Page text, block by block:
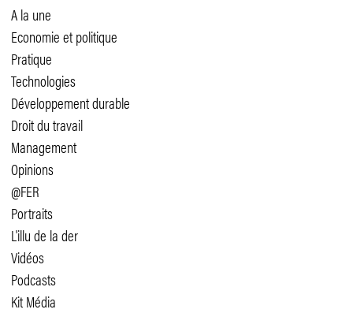
A la une
Economie et politique
Pratique
Technologies
Développement durable
Droit du travail
Management
Opinions
@FER
Portraits
L'illu de la der
Vidéos
Podcasts
Kit Média